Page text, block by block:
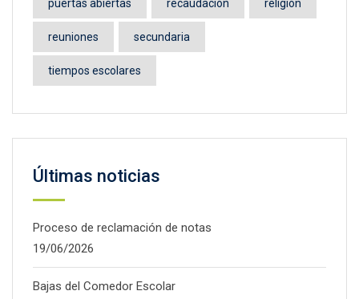
puertas abiertas recaudación religión
reuniones secundaria
tiempos escolares
Últimas noticias
Proceso de reclamación de notas
19/06/2026
Bajas del Comedor Escolar